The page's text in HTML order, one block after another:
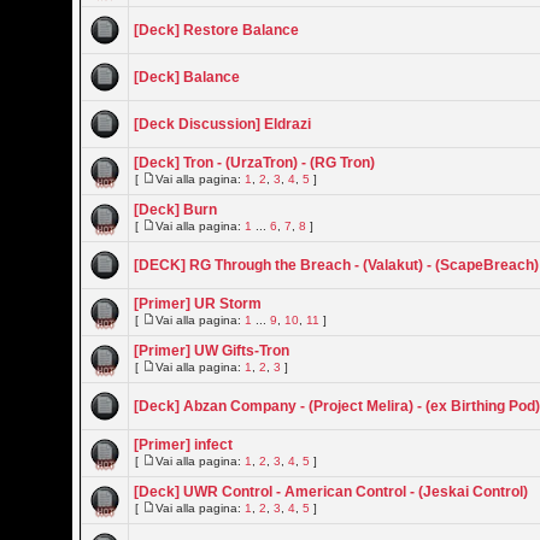
[Deck] Restore Balance
[Deck] Balance
[Deck Discussion] Eldrazi
[Deck] Tron - (UrzaTron) - (RG Tron)
[ Vai alla pagina: 1 ,2 ,3 ,4 ,5 ]
[Deck] Burn
[ Vai alla pagina: 1 ...6 ,7 ,8 ]
[DECK] RG Through the Breach - (Valakut) - (ScapeBreach)
[Primer] UR Storm
[ Vai alla pagina: 1 ...9 10 11 ]
[Primer] UW Gifts-Tron
[ Vai alla pagina: 1 ,2 ,3 ]
[Deck] Abzan Company - (Project Melira) - (ex Birthing Pod)
[Primer] infect
[ Vai alla pagina: 1 ,2 ,3 ,4 ,5 ]
[Deck] UWR Control - American Control - (Jeskai Control)
[ Vai alla pagina: 1 ,2 ,3 ,4 ,5 ]